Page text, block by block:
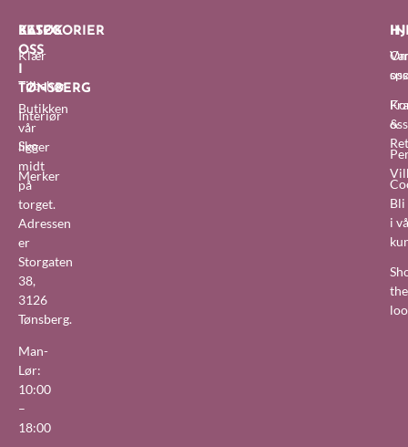
BESØK
OSS
TØNSBERG
Butikken
vår
ligger
midt
på
torget.
Adressen
er
Storgaten
38,
3126
Tønsberg.
Man-
Lør:
10:00
–
18:00
KATEGORIER
Klær
Tilbehør
Interiør
Sko
Merker
oss
&
Bli
i
the
oss